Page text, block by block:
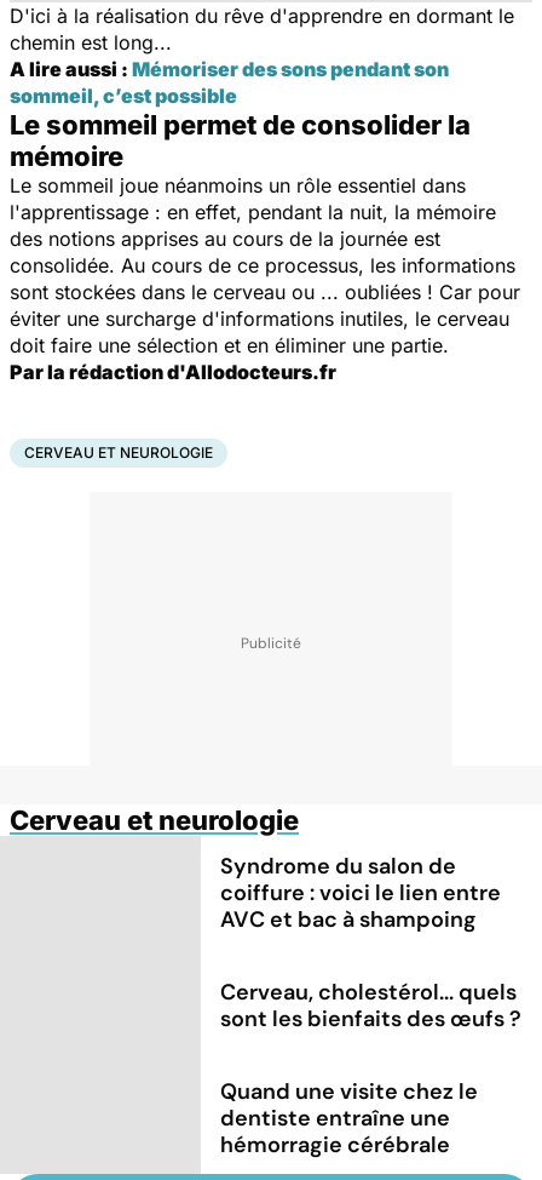
D'ici à la réalisation du rêve d'apprendre en dormant le
chemin est long...
A lire aussi : Mémoriser des sons pendant son
sommeil, c’est possible
Le sommeil permet de consolider la
mémoire
Le sommeil joue néanmoins un rôle essentiel dans
l'apprentissage : en effet, pendant la nuit, la mémoire
des notions apprises au cours de la journée est
consolidée. Au cours de ce processus, les informations
sont stockées dans le cerveau ou ... oubliées ! Car pour
éviter une surcharge d'informations inutiles, le cerveau
doit faire une sélection et en éliminer une partie.
Par la rédaction d'Allodocteurs.fr
CERVEAU ET NEUROLOGIE
Cerveau et neurologie
Syndrome du salon de
coiffure : voici le lien entre
AVC et bac à shampoing
Cerveau, cholestérol... quels
sont les bienfaits des œufs ?
Quand une visite chez le
dentiste entraîne une
hémorragie cérébrale